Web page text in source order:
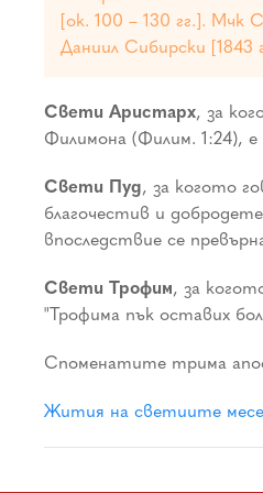
[ок. 100 – 130 гг.]. Мчк
Даниил Сибирски [1843
Свети Аристарх, за
Филимона (Филим. 1:24), е
Свети Пуд, за когото
благочестив и
впоследствие се
Свети Трофим, за
"Трофима пък оставих
Споменатите трима
Жития на светиите